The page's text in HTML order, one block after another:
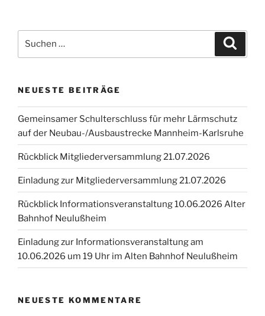
nach:
NEUESTE BEITRÄGE
Gemeinsamer Schulterschluss für mehr Lärmschutz
auf der Neubau-/Ausbaustrecke Mannheim-Karlsruhe
Rückblick Mitgliederversammlung 21.07.2026
Einladung zur Mitgliederversammlung 21.07.2026
Rückblick Informationsveranstaltung 10.06.2026 Alter
Bahnhof Neulußheim
Einladung zur Informationsveranstaltung am
10.06.2026 um 19 Uhr im Alten Bahnhof Neulußheim
NEUESTE KOMMENTARE